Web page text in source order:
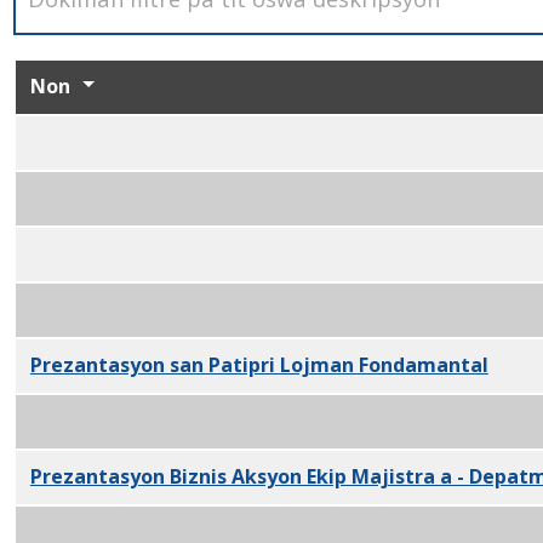
Non
Prezantasyon san Patipri Lojman Fondamantal
Prezantasyon Biznis Aksyon Ekip Majistra a -